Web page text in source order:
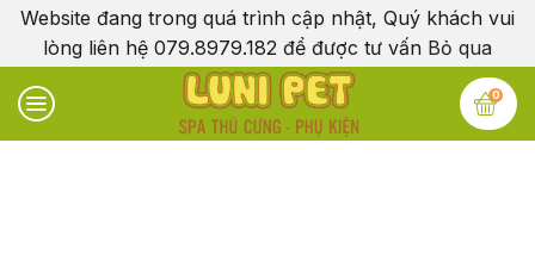
Website đang trong quá trình cập nhật, Quý khách vui
lòng liên hệ 079.8979.182 để được tư vấn Bỏ qua
0